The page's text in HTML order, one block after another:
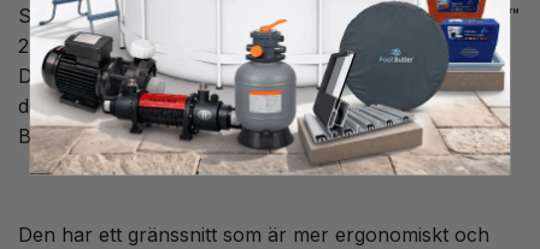
SpaTouch™ 3 displayen är utvecklingen av SpaTouch™
2 som i sig är vidareutvecklingen av SpaTouch.
Dessa 100 % touchkontrollpaneler är designade av
den största leverantören av elektroniska spadelar:
BALBOA.
Den har ett gränssnitt som är mer ergonomiskt och